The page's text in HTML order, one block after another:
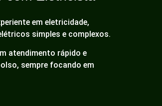
em eletricidade,
simples e complexos.
atendimento rápido e
sempre focando em